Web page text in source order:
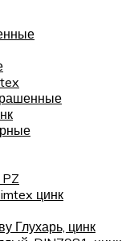
цинк
Глухарь, цинк